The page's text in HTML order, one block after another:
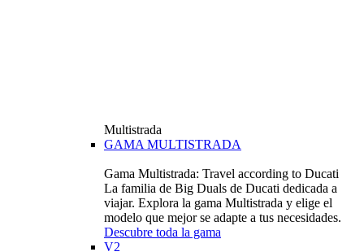
Multistrada
GAMA MULTISTRADA
Gama Multistrada: Travel according to Ducati
La familia de Big Duals de Ducati dedicada a
viajar. Explora la gama Multistrada y elige el
modelo que mejor se adapte a tus necesidades.
Descubre toda la gama
V2